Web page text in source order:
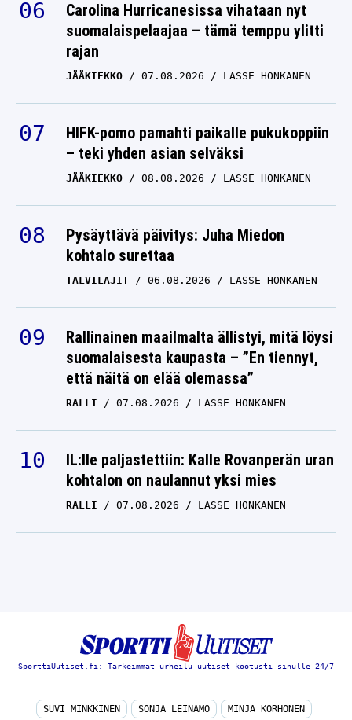
Carolina Hurricanesissa vihataan nyt
suomalaispelaajaa – tämä temppu ylitti
rajan
JÄÄKIEKKO 07.08.2026 LASSE HONKANEN
HIFK-pomo pamahti paikalle pukukoppiin
– teki yhden asian selväksi
JÄÄKIEKKO 08.08.2026 LASSE HONKANEN
Pysäyttävä päivitys: Juha Miedon
kohtalo surettaa
TALVILAJIT 06.08.2026 LASSE HONKANEN
Rallinainen maailmalta ällistyi, mitä löysi
suomalaisesta kaupasta – ”En tiennyt,
että näitä on elää olemassa”
RALLI 07.08.2026 LASSE HONKANEN
IL:lle paljastettiin: Kalle Rovanperän uran
kohtalon on naulannut yksi mies
RALLI 07.08.2026 LASSE HONKANEN
SporttiUutiset.fi: Tärkeimmät urheilu-uutiset kootusti sinulle 24/7
SUVI MINKKINEN SONJA LEINAMO MINJA KORHONEN